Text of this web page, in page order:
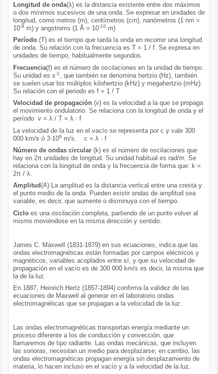
Longitud de onda(λ) es la distancia existente entre dos máximos
o dos mínimos sucesivos de una onda. Se expresar en unidades de
longitud, como metros (m), centímetros (cm), nanómetros (1 nm =
10-9 m) y angstroms (1 Å = 10-10m)
Período (T) es el tiempo que tarda la onda en recorrer una longitud
de onda. Su relación con la frecuencia es T = 1 / f. Se expresa en
unidades de tiempo, habitualmente segundos.
Frecuencia(f) es el número de oscilaciones en la unidad de tiempo.
Su unidad es s-1
, que también se denomina hertzio (Hz), también
se suelen usar los múltiplos kilohertzio (kHz) y megahertzio (mHz).
Su relación con el periodo es f = 1 / T
Velocidad de propagación (v) es la velocidad a la que se propaga
el movimiento ondulatorio. Se relaciona con la longitud de onda y el
período v = λ / T = λ · f
La velocidad de la luz en el vacío se representa por c y vale 300
000 km/s ó 3·108 m/s. c = λ · f
Número de ondas circular (k) es el número de oscilaciones que
hay en 2π unidades de longitud. Su unidad habitual es rad/m. Se
relaciona con la longitud de onda y la frecuencia de forma que: k =
2π / λ.
Amplitud(A) La amplitud es la distancia vertical entre una cresta y
el punto medio de la onda. Pueden existir ondas de amplitud sea
variable, es decir, que aumente o disminuya con el tiempo.
Ciclo es una oscilación completa, partiendo de un punto volver al
mismo moviéndose en la misma dirección y sentido.
James C. Maxwell (1831-1879) en sus ecuaciones, indica que las
ondas electromagnéticas están formadas por campos eléctricos y
magnéticos, variables acoplados entre sí, y que su velocidad de
propagación en el vacío es de 300 000 km/s es decir, la misma que
la de la luz.
En 1887, Heinrich Hertz (1857-1894) confirma la validez de las
ecuaciones de Maxwell al generar en el laboratorio ondas
electromagnéticas que se propagan a la velocidad de la luz.
Las ondas electromagnéticas transportan energía mediante un
proceso diferente a los de conducción y convección, que
llamaremos de tipo radiante. Las ondas mecánicas, que incluyen
las sonoras, necesitan un medio para desplazarse; en cambio, las
ondas electromagnéticas propagan energía sin desplazamiento de
materia, lo hacen incluso en el vacío y a la velocidad de la luz.